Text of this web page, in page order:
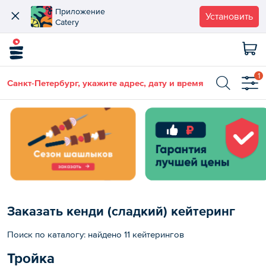
Приложение
Catery
Установить
Санкт-Петербург, укажите адрес, дату и время
1
Заказать кенди (сладкий) кейтеринг
Поиск по каталогу: найдено 11 кейтерингов
Тройка